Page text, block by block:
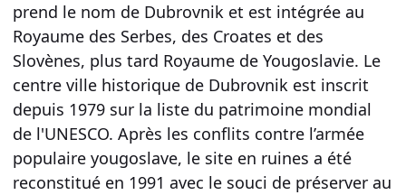
prend le nom de Dubrovnik et est intégrée au
Royaume des Serbes, des Croates et des
Slovènes, plus tard Royaume de Yougoslavie. Le
centre ville historique de Dubrovnik est inscrit
depuis 1979 sur la liste du patrimoine mondial
de l'UNESCO. Après les conflits contre l’armée
populaire yougoslave, le site en ruines a été
reconstitué en 1991 avec le souci de préserver au